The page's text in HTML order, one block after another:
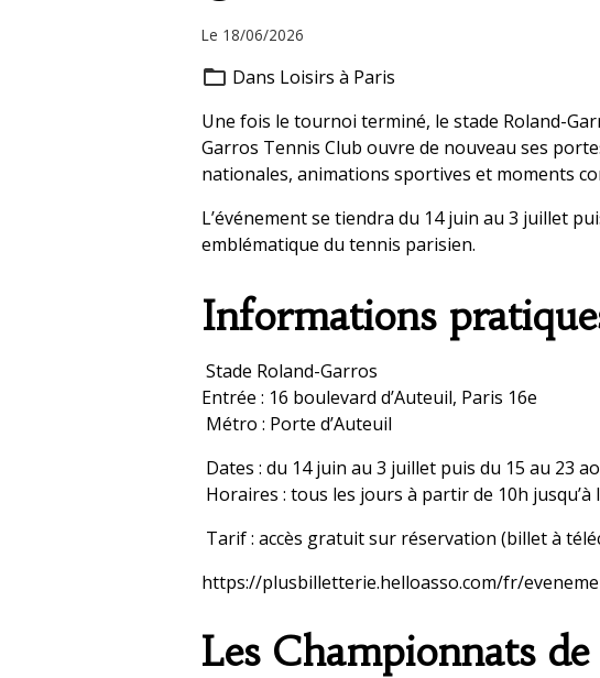
Le 18/06/2026
Dans Loisirs à Paris
Une fois le tournoi terminé, le stade Roland-
Garros Tennis Club ouvre de nouveau ses
nationales, animations sportives et moments
L’événement se tiendra du 14 juin au 3 juillet
emblématique du tennis parisien.
Informations
Stade Roland-Garros
Entrée : 16 boulevard d’Auteuil, Paris 16e
Métro : Porte d’Auteuil
Dates : du 14 juin au 3 juillet puis du 15 au 23
Horaires : tous les jours à partir de 10h jusqu’à
Tarif : accès gratuit sur réservation (billet à
https://plusbilletterie.helloasso.com/fr/
Les Championnats